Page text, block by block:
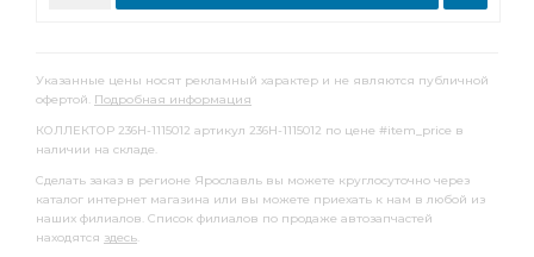
Указанные цены носят рекламный характер и не являются публичной
офертой. Подробная информация
КОЛЛЕКТОР 236Н-1115012 артикул 236Н-1115012 по цене #item_price в
наличии на складе.
Сделать заказ в регионе Ярославль вы можете круглосуточно через
каталог интернет магазина или вы можете приехать к нам в любой из
наших филиалов. Список филиалов по продаже автозапчастей
находятся здесь.